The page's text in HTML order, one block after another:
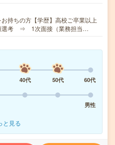
お持ちの方【学歴】高校ご卒業以上
類選考 ⇒ 1次面接（業務担当…
40代 50代
60代
男性
と見る